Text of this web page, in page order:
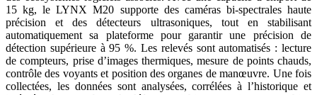
15 kg, le LYNX M20 supporte des caméras bi-spectrales haute
précision et des détecteurs ultrasoniques, tout en stabilisant
automatiquement sa plateforme pour garantir une précision de
détection supérieure à 95 %. Les relevés sont automatisés : lecture
de compteurs, prise d’images thermiques, mesure de points chauds,
contrôle des voyants et position des organes de manœuvre. Une fois
collectées, les données sont analysées, corrélées à l’historique et